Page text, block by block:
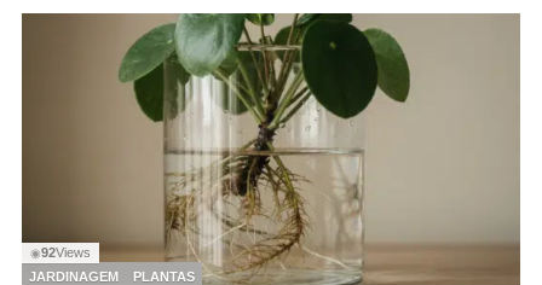
◉92Views
JARDINAGEM
PLANTAS